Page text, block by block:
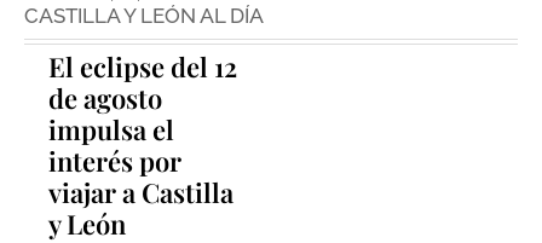
CASTILLA Y LEÓN AL DÍA
El eclipse del 12
de agosto
impulsa el
interés por
viajar a Castilla
y León